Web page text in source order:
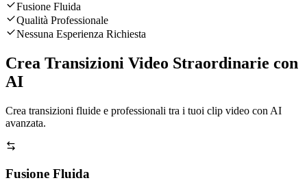
Fusione Fluida
Qualità Professionale
Nessuna Esperienza Richiesta
Crea Transizioni Video Straordinarie con
AI
Crea transizioni fluide e professionali tra i tuoi clip video con AI
avanzata.
Fusione Fluida